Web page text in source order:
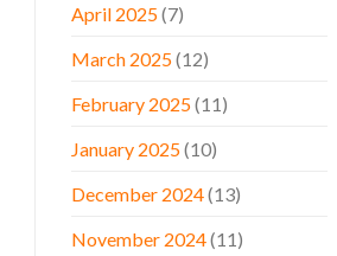
April 2025(7)
March 2025(12)
February 2025(11)
January 2025(10)
December 2024(13)
November 2024(11)